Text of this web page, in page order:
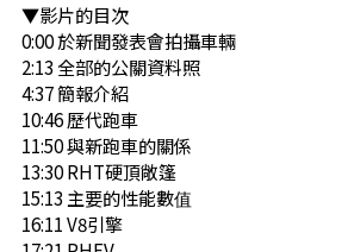
▼影片的目次
0:00​ 於新聞發表會拍攝車輛
2:13​ 全部的公關資料照
4:37​ 簡報介紹
10:46​ 歷代跑車
11:50​ 與新跑車的關係
13:30​ RHT硬頂敞篷
15:13​ 主要的性能數值
16:11​ V8引擎